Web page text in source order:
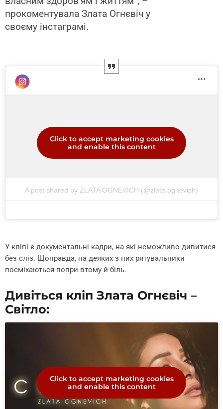
прокоментувала Злата Огнєвіч у
своєму інстаграмі.
A post shared by ZLATA OGNEVICH (@zlata.ognevich)
Click to accept marketing cookies
and enable this content
У кліпі є документальні кадри, на які неможливо дивитися
без сліз. Щоправда, на деяких з них рятувальники
посміхаються попри втому й біль.
Дивіться кліп Злата Огнєвіч –
Світло:
Click to accept marketing cookies
and enable this content